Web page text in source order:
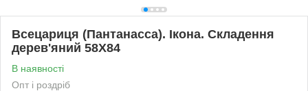
Всецариця (Пантанасса). Ікона. Складення
дерев'яний 58Х84
В наявності
Опт і роздріб